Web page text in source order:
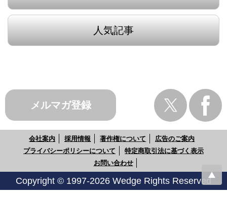
人気記事
メルマガ登録
会社案内 採用情報 著作権について
広告のご案内
プライバシーポリシーについて
特定商取引法に基づく表示
お問い合わせ
Copyright © 1997-2026 Wedge Rights Reserved